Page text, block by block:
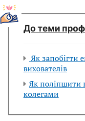
До теми
Як запобігти
вихователів
Як поліпшити
колегами